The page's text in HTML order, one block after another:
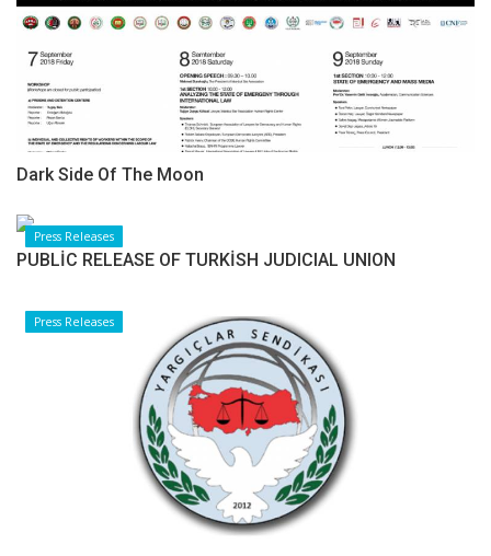
Dark Side Of The Moon
Press Releases
PUBLİC RELEASE OF TURKİSH JUDICIAL UNION
Press Releases